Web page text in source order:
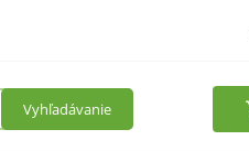
Vyhľadávanie